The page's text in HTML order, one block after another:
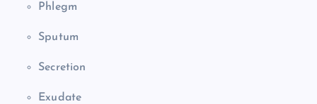
Phlegm
Sputum
Secretion
Exudate